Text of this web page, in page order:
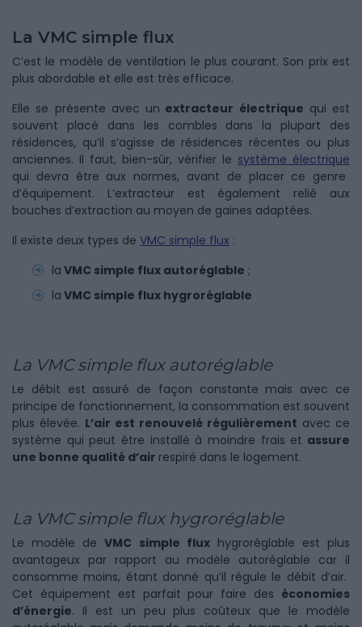
La VMC simple flux
C’est le modèle de ventilation le plus courant. Son prix est
plus abordable et elle est très efficace.
Elle se présente avec un extracteur électrique qui est
souvent placé dans les combles dans la plupart des
résidences, qu’il s’agisse de résidences récentes ou plus
anciennes. Il faut, bien-sûr, vérifier le système électrique
qui devra être aux normes, avant de placer ce genre
d’équipement. L’extracteur est également relié aux
bouches d’extraction au moyen de gaines adaptées.
Il existe deux types de VMC simple flux :
la VMC simple flux autoréglable ;
la VMC simple flux hygroréglable
La VMC simple flux autoréglable
Le débit est assuré de façon constante mais avec ce
principe de fonctionnement, la consommation est souvent
plus élevée. L’air est renouvelé régulièrement avec ce
système qui peut être installé à moindre frais et assure
une bonne qualité d’air respiré dans le logement.
La VMC simple flux hygroréglable
Le modèle deVMC simple fluxhygroréglable est plus
avantageux par rapport au modèle autoréglable car il
consomme moins, étant donné qu’il régule le débit d’air.
Cet équipement est parfait pour faire des économies
d’énergie. Il est un peu plus coûteux que le modèle